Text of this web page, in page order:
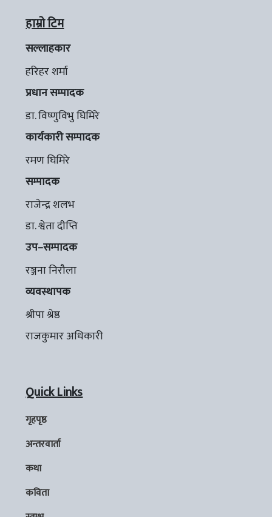
हाम्रो टिम
सल्लाहकार
हरिहर शर्मा
प्रधान सम्पादक
डा. विष्णुविभु घिमिरे
कार्यकारी सम्पादक
रमण घिमिरे
सम्पादक
राजेन्द्र शलभ
डा. श्वेता दीप्ति
उप–सम्पादक
रञ्जना निरौला
व्यवस्थापक
श्रीपा श्रेष्ठ
राजकुमार अधिकारी
Quick Links
गृहपृष्ठ
अन्तरवार्ता
कथा
कविता